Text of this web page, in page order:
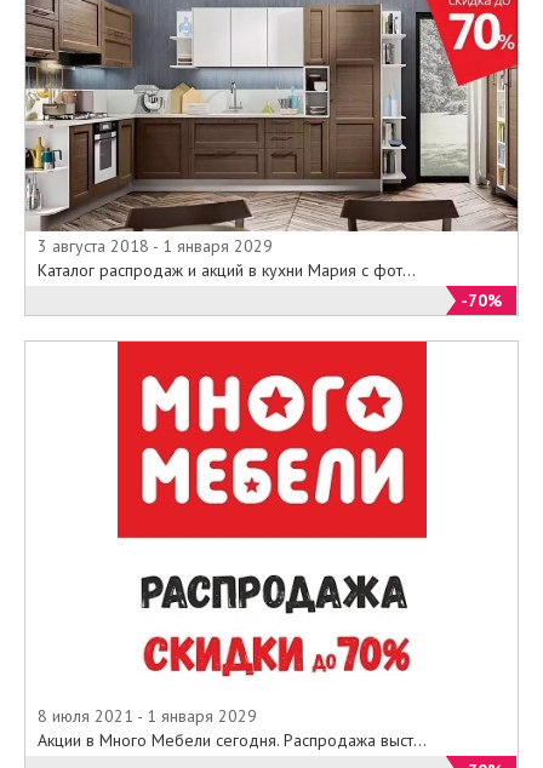
3 августа 2018 - 1 января 2029
Каталог распродаж и акций в кухни Мария с фот...
-70%
8 июля 2021 - 1 января 2029
Акции в Много Мебели сегодня. Распродажа выст...